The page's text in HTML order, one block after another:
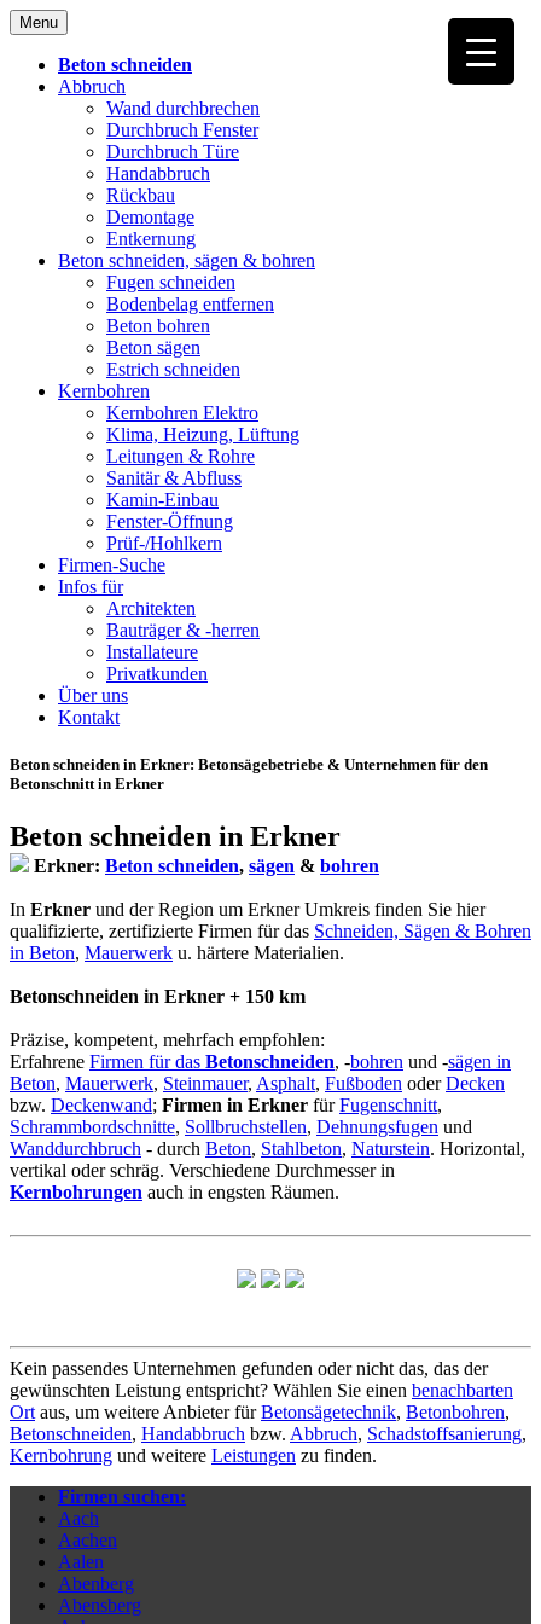
Skip
to
content
Menu
Beton schneiden
Abbruch
Wand durchbrechen
Durchbruch Fenster
Durchbruch Türe
Handabbruch
Rückbau
Demontage
Entkernung
Beton schneiden, sägen & bohren
Fugen schneiden
Bodenbelag entfernen
Beton bohren
Beton sägen
Estrich schneiden
Kernbohren
Kernbohren Elektro
Klima, Heizung, Lüftung
Leitungen & Rohre
Sanitär & Abfluss
Kamin-Einbau
Fenster-Öffnung
Prüf-/Hohlkern
Firmen-Suche
Infos für
Architekten
Bauträger & -herren
Installateure
Privatkunden
Über uns
Kontakt
Beton schneiden in Erkner: Betonsägebetriebe & Unternehmen für den
Betonschnitt in Erkner
Beton schneiden in Erkner
Erkner: Beton schneiden, sägen & bohren
In Erkner und der Region um Erkner Umkreis finden Sie hier
qualifizierte, zertifizierte Firmen für das Schneiden, Sägen & Bohren
in Beton, Mauerwerk u. härtere Materialien.
Betonschneiden in Erkner + 150 km
Präzise, kompetent, mehrfach empfohlen:
Erfahrene Firmen für das Betonschneiden, -bohren und -sägen in
Beton, Mauerwerk, Steinmauer, Asphalt, Fußboden oderDecken
bzw. Deckenwand; Firmen in Erkner fürFugenschnitt,
Schrammbordschnitte, Sollbruchstellen, Dehnungsfugen und
Wanddurchbruch - durch Beton, Stahlbeton, Naturstein. Horizontal,
vertikal oder schräg. Verschiedene Durchmesser in
Kernbohrungen auch in engsten Räumen.
Kein passendes Unternehmen gefunden oder nicht das, das der
gewünschten Leistung entspricht? Wählen Sie einen benachbarten
Ort aus, um weitere Anbieter fürBetonsägetechnik, Betonbohren,
Betonschneiden, Handabbruch bzw. Abbruch, Schadstoffsanierung,
Kernbohrung und weitere Leistungen zu finden.
Firmen suchen:
Aach
Aachen
Aalen
Abenberg
Abensberg